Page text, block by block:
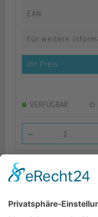
EAN
Für weitere
Ihr Preis
VERFÜGBAR
-
Beschreibung
Logistik